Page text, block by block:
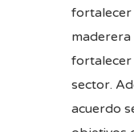
fortalecer
fortalecer
sector.
acuerdo